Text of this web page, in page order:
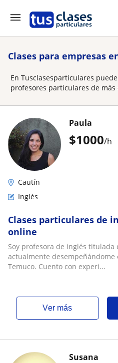
Clases para empresas
En Tusclasesparticulares
profesores particulares de más
$1000/h
Paula
Cautín
Inglés
Clases particulares de
online
Soy profesora de inglés titulada
actualmente desempeñándome
Temuco. Cuento con experi...
ver más
Susana